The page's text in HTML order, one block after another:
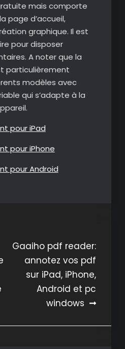
mais comporte
page d’accueil,
graphique. Il est
pour disposer
A noter que la
particulièrement
modèles avec
qui s’adapte à la
pour iPad
pour iPhone
pour Android
Gaaiho pdf reader:
annotez vos pdf
sur iPad, iPhone,
Android et pc
windows